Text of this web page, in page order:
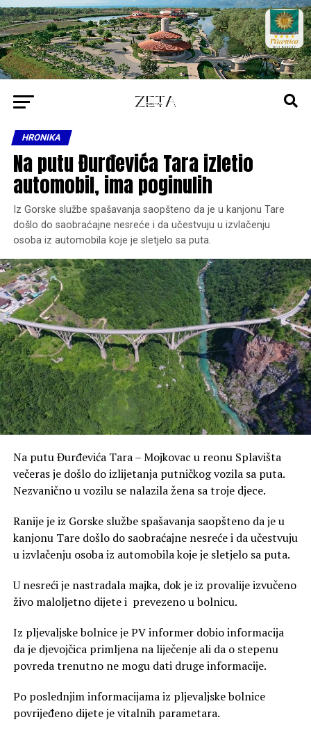
HRONIKA
Na putu Đurđevića Tara izletio
automobil, ima poginulih
Iz Gorske službe spašavanja saopšteno da je u kanjonu Tare
došlo do saobraćajne nesreće i da učestvuju u izvlačenju
osoba iz automobila koje je sletjelo sa puta.
Na putu Đurđevića Tara – Mojkovac u reonu Splavišta
večeras je došlo do izlijetanja putničkog vozila sa puta.
Nezvanično u vozilu se nalazila žena sa troje djece.
Ranije je iz Gorske službe spašavanja saopšteno da je u
kanjonu Tare došlo do saobraćajne nesreće i da učestvuju
u izvlačenju osoba iz automobila koje je sletjelo sa puta.
U nesreći je nastradala majka, dok je iz provalije izvučeno
živo maloljetno dijete i prevezeno u bolnicu.
Iz pljevaljske bolnice je PV informer dobio informacija
da je djevojčica primljena na liječenje ali da o stepenu
povreda trenutno ne mogu dati druge informacije.
Po poslednjim informacijama iz pljevaljske bolnice
povrijeđeno dijete je vitalnih parametara.